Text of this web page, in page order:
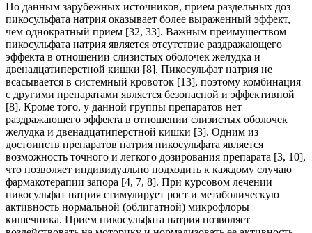
По данным зарубежных источников, прием раздельных доз
пикосульфата натрия оказывает более выраженный эффект,
чем однократный прием [32, 33]. Важным преимуществом
пикосульфата натрия является отсутствие раздражающего
эффекта в отношении слизистых оболочек желудка и
двенадцатиперстной кишки [8]. Пикосульфат натрия не
всасывается в системный кровоток [13], поэтому комбинация
с другими препаратами является безопасной и эффективной
[8]. Кроме того, у данной группы препаратов нет
раздражающего эффекта в отношении слизистых оболочек
желудка и двенадцатиперстной кишки [3]. Одним из
достоинств препаратов натрия пикосульфата является
возможность точного и легкого дозирования препарата [3, 10],
что позволяет индивидуально подходить к каждому случаю
фармакотерапии запора [4, 7, 8]. При курсовом лечении
пикосульфат натрия стимулирует рост и метаболическую
активность нормальной (облигатной) микрофлоры
кишечника. Прием пикосульфата натрия позволяет